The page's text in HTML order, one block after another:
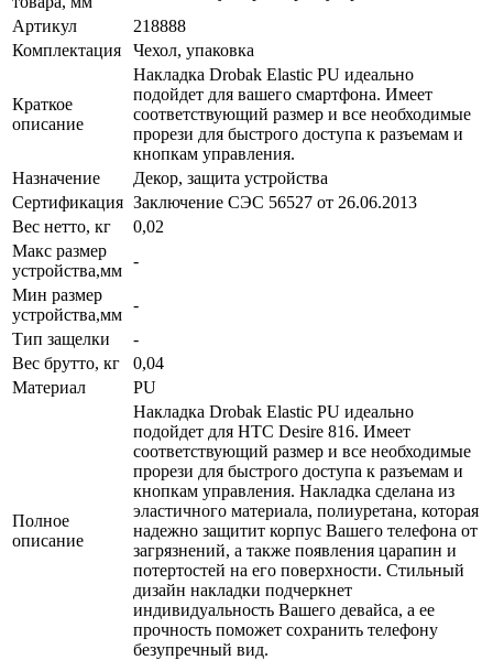
Артикул
218888
Комплектация
Чехол, упаковка
Краткое
описание
Накладка Drobak Elastic PU идеально
подойдет для вашего смартфона. Имеет
соответствующий размер и все необходимые
прорези для быстрого доступа к разъемам и
кнопкам управления.
Назначение
Декор, защита устройства
Сертификация Заключение СЭС 56527 от 26.06.2013
Вес нетто, кг
0,02
Макс размер
устройства,мм
-
Мин размер
устройства,мм
-
Тип защелки
-
Вес брутто, кг
0,04
Материал
PU
Полное
описание
Накладка Drobak Elastic PU идеально
подойдет для HTC Desire 816. Имеет
соответствующий размер и все необходимые
прорези для быстрого доступа к разъемам и
кнопкам управления. Накладка сделана из
эластичного материала, полиуретана, которая
надежно защитит корпус Вашего телефона от
загрязнений, а также появления царапин и
потертостей на его поверхности. Стильный
дизайн накладки подчеркнет
индивидуальность Вашего девайса, а ее
прочность поможет сохранить телефону
безупречный вид.